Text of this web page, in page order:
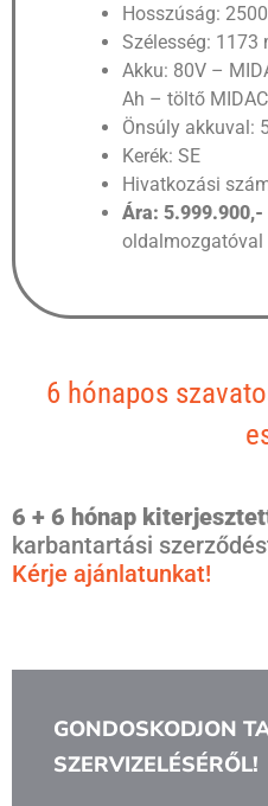
Hosszúság:
Szélesség: 1173
Akku: 80V –
Ah – töltő
Önsúly akkuval:
Kerék: SE
Hivatkozási
Ára:
oldalmozgatóval
6 hónapos
6 + 6 hónap
karbantartási
Kérje ajánlatunkat!
GONDOSKODJON
SZERVIZELÉSÉRŐL!